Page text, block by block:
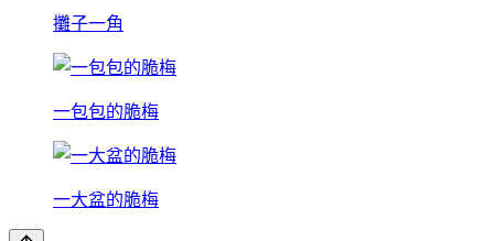
攤子一角
一包包的脆梅
一大盆的脆梅